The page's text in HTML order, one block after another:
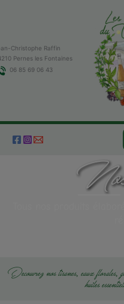
Christophe Raffin
Pernes les Fontaines
06 85 69 06 43
Nos
Découvrez nos tisanes, eaux florales,
huiles